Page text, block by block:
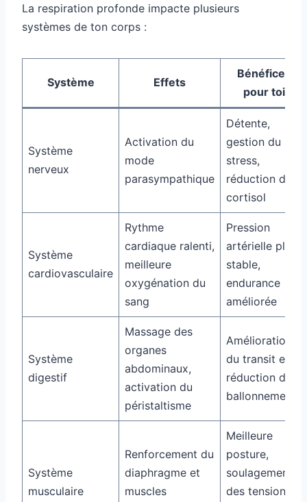
La respiration profonde impacte plusieurs
systèmes de ton corps :
Système Effets
Bénéfices
pour toi
Système
nerveux
Activation du
mode
parasympathique
Détente,
gestion du
stress,
réduction du
cortisol
Système
cardiovasculaire
Rythme
cardiaque ralenti,
meilleure
oxygénation du
sang
Pression
artérielle plus
stable,
endurance
améliorée
Système
digestif
Massage des
organes
abdominaux,
activation du
péristaltisme
Amélioration
du transit et
réduction des
ballonnements
Système
musculaire
Renforcement du
diaphragme et
muscles
Meilleure
posture,
soulagement
des tensions